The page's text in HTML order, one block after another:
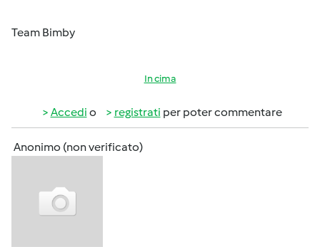
Team Bimby
In cima
Accedi o registrati per poter commentare
Anonimo (non verificato)